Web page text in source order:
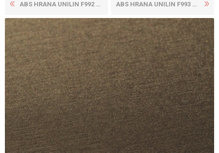
ABS HRANA UNILIN F992 M01 B... ABS HRANA UNILIN F993 M01 B...